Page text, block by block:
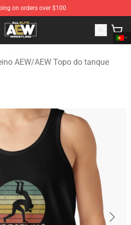
on orders over $100
Aew Merchandise Store
AEW/AEW Topo do tanque